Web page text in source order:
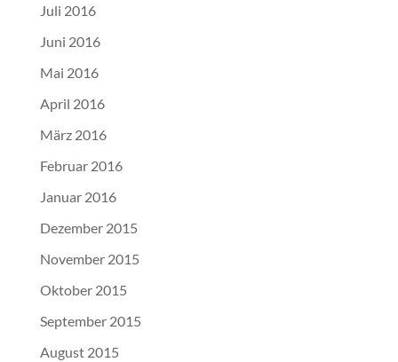
Juli 2016
Juni 2016
Mai 2016
April 2016
März 2016
Februar 2016
Januar 2016
Dezember 2015
November 2015
Oktober 2015
September 2015
August 2015